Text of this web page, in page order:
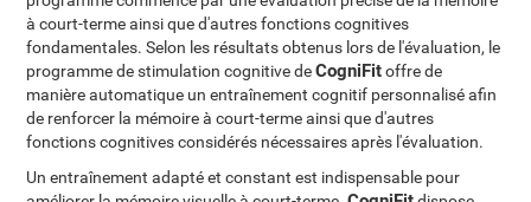
à court-terme ainsi que d'autres fonctions cognitives
fondamentales. Selon les résultats obtenus lors de l'évaluation, le
programme de stimulation cognitive deCogniFitoffre de
manière automatique un entraînement cognitif personnalisé afin
de renforcer la mémoire à court-terme ainsi que d'autres
fonctions cognitives considérés nécessaires après l'évaluation.
Un entraînement adapté et constant est indispensable pour